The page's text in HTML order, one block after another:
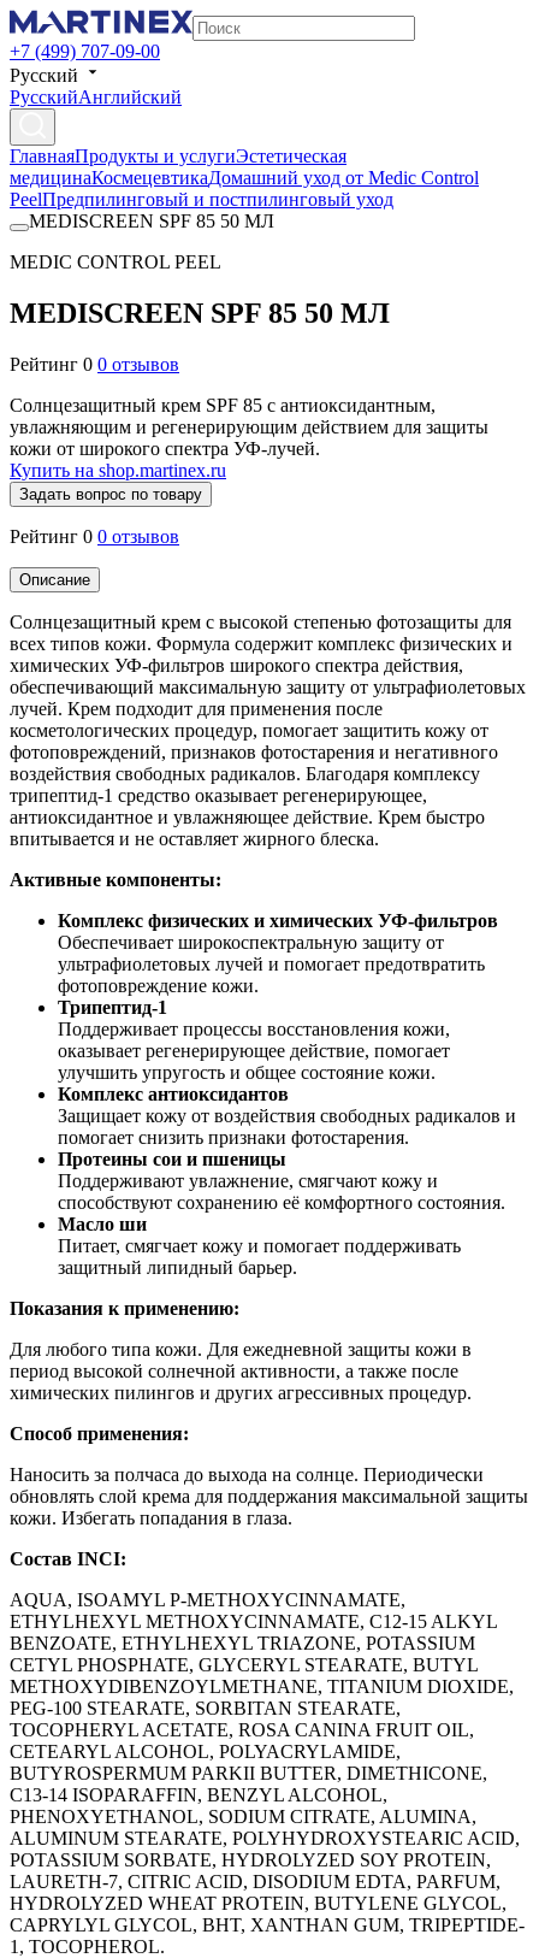
+7 (499) 707-09-00
Русский
РусскийАнглийский
ГлавнаяПродукты и услугиЭстетическая
медицинаКосмецевтикаДомашний уход от Medic Control
PeelПредпилинговый и постпилинговый уход
MEDISCREEN SPF 85 50 МЛ
MEDIC CONTROL PEEL
MEDISCREEN SPF 85 50 МЛ
Рейтинг 0 0 отзывов
Солнцезащитный крем SPF 85 с антиоксидантным,
увлажняющим и регенерирующим действием для защиты
кожи от широкого спектра УФ-лучей.
Купить на shop.martinex.ru
Задать вопрос по товару
Рейтинг 0 0 отзывов
Описание
Солнцезащитный крем с высокой степенью фотозащиты для
всех типов кожи. Формула содержит комплекс физических и
химических УФ-фильтров широкого спектра действия,
обеспечивающий максимальную защиту от ультрафиолетовых
лучей. Крем подходит для применения после
косметологических процедур, помогает защитить кожу от
фотоповреждений, признаков фотостарения и негативного
воздействия свободных радикалов. Благодаря комплексу
трипептид-1 средство оказывает регенерирующее,
антиоксидантное и увлажняющее действие. Крем быстро
впитывается и не оставляет жирного блеска.
Активные компоненты:
Комплекс физических и химических УФ-фильтров
Обеспечивает широкоспектральную защиту от
ультрафиолетовых лучей и помогает предотвратить
фотоповреждение кожи.
Трипептид-1
Поддерживает процессы восстановления кожи,
оказывает регенерирующее действие, помогает
улучшить упругость и общее состояние кожи.
Комплекс антиоксидантов
Защищает кожу от воздействия свободных радикалов и
помогает снизить признаки фотостарения.
Протеины сои и пшеницы
Поддерживают увлажнение, смягчают кожу и
способствуют сохранению её комфортного состояния.
Масло ши
Питает, смягчает кожу и помогает поддерживать
защитный липидный барьер.
Показания к применению:
Для любого типа кожи. Для ежедневной защиты кожи в
период высокой солнечной активности, а также после
химических пилингов и других агрессивных процедур.
Способ применения:
Наносить за полчаса до выхода на солнце. Периодически
обновлять слой крема для поддержания максимальной защиты
кожи. Избегать попадания в глаза.
Состав INCI:
AQUA, ISOAMYL P-METHOXYCINNAMATE,
ETHYLHEXYL METHOXYCINNAMATE, C12-15 ALKYL
BENZOATE, ETHYLHEXYL TRIAZONE, POTASSIUM
CETYL PHOSPHATE, GLYCERYL STEARATE, BUTYL
METHOXYDIBENZOYLMETHANE, TITANIUM DIOXIDE,
PEG-100 STEARATE, SORBITAN STEARATE,
TOCOPHERYL ACETATE, ROSA CANINA FRUIT OIL,
CETEARYL ALCOHOL, POLYACRYLAMIDE,
BUTYROSPERMUM PARKII BUTTER, DIMETHICONE,
C13-14 ISOPARAFFIN, BENZYL ALCOHOL,
PHENOXYETHANOL, SODIUM CITRATE, ALUMINA,
ALUMINUM STEARATE, POLYHYDROXYSTEARIC ACID,
POTASSIUM SORBATE, HYDROLYZED SOY PROTEIN,
LAURETH-7, CITRIC ACID, DISODIUM EDTA, PARFUM,
HYDROLYZED WHEAT PROTEIN, BUTYLENE GLYCOL,
CAPRYLYL GLYCOL, BHT, XANTHAN GUM, TRIPEPTIDE-
1, TOCOPHEROL.